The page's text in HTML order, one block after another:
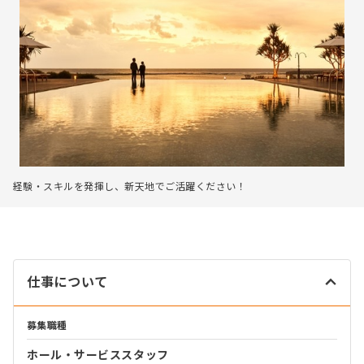
経験・スキルを発揮し、新天地でご活躍ください！
仕事について
募集職種
ホール・サービススタッフ